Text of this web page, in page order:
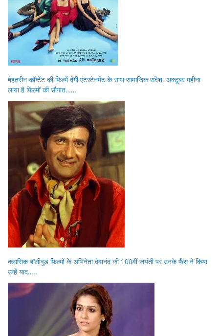
बेहतरीन कॉन्टेंट की फिल्में देंगी एंटरटेनमेंट के साथ सामाजिक संदेश, अक्टूबर महीना
लाया है फिल्मों की सौगात……
क्लासिक बॉलीवुड फिल्मों के अभिनेता देवानंद की 100वीं जयंती पर उनके फैंस ने किया
उन्हें याद…..